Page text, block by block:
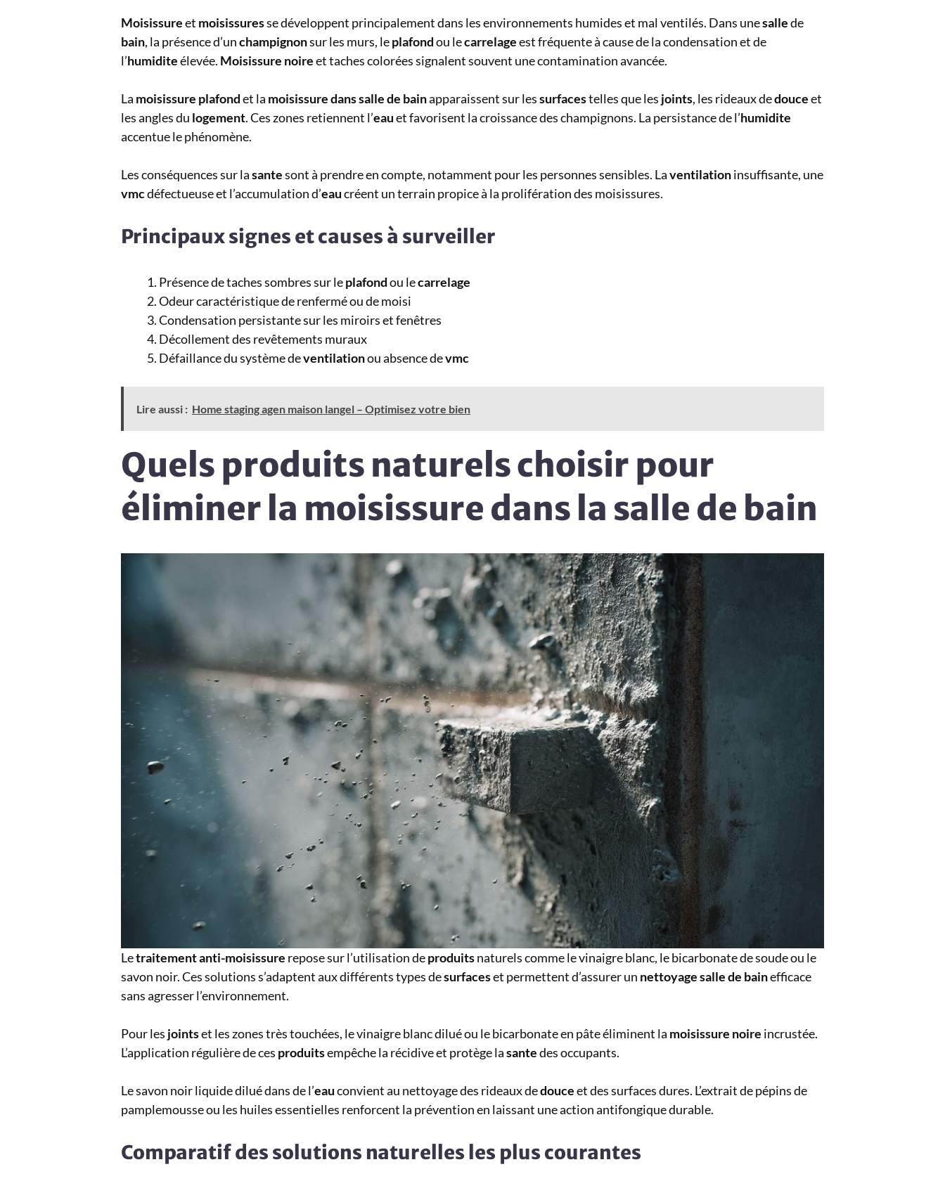
Moisissureet moisissuresse développent principalement dans les environnements humides et mal ventilés. Dans unesallede
bain, la présence d’unchampignonsur les murs, leplafondou lecarrelageest fréquente à cause de la condensation et de
l’humiditeélevée. Moisissure noireet taches colorées signalent souvent une contamination avancée.
La moisissure plafondet la moisissure dans salle de bainapparaissent sur lessurfacestelles que les joints, les rideaux dedouceet
les angles du logement. Ces zones retiennent l’eauet favorisent la croissance des champignons. La persistance de l’humidite
accentue le phénomène.
Les conséquences sur lasantesont à prendre en compte, notamment pour les personnes sensibles. Laventilationinsuffisante, une
vmcdéfectueuse et l’accumulation d’eaucréent un terrain propice à la prolifération des moisissures.
Principaux signes et causes à surveiller
Présence de taches sombres sur leplafondou lecarrelage
Odeur caractéristique de renfermé ou de moisi
Condensation persistante sur les miroirs et fenêtres
Décollement des revêtements muraux
Défaillance du système deventilationou absence devmc
Lire aussi : Home staging agen maison langel – Optimisez votre bien
Quels produits naturels choisir pour
éliminer la moisissure dans la salle de bain
Letraitement anti-moisissure repose sur l’utilisation deproduitsnaturels comme le vinaigre blanc, le bicarbonate de soude ou le
savon noir. Ces solutions s’adaptent aux différents types desurfaceset permettent d’assurer un nettoyage salle de bainefficace
sans agresser l’environnement.
Pour les jointset les zones très touchées, le vinaigre blanc dilué ou le bicarbonate en pâte éliminent la moisissure noire incrustée.
L’application régulière de ces produitsempêche la récidive et protège lasantedes occupants.
Le savon noir liquide dilué dans de l’eauconvient au nettoyage des rideaux dedouceet des surfaces dures. L’extrait de pépins de
pamplemousse ou les huiles essentielles renforcent la prévention en laissant une action antifongique durable.
Comparatif des solutions naturelles les plus courantes